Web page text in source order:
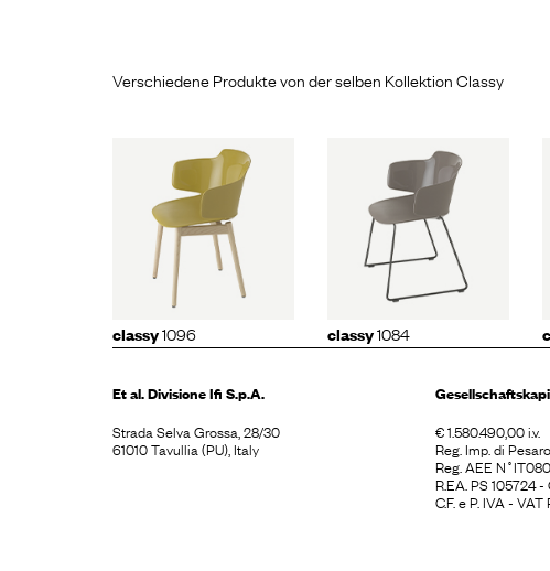
Verschiedene Produkte von der selben Kollektion Classy
classy1096
classy
classy1084
classy
1086n
Et al. DivisioneIfi S.p.A.
Strada Selva Grossa, 28/30
61010 Tavullia (PU), Italy
€ 1.580.490,00 i.v.
Reg. Imp. di
Reg. AEE
R.EA. PS 105724
C.F. e P. IVA -